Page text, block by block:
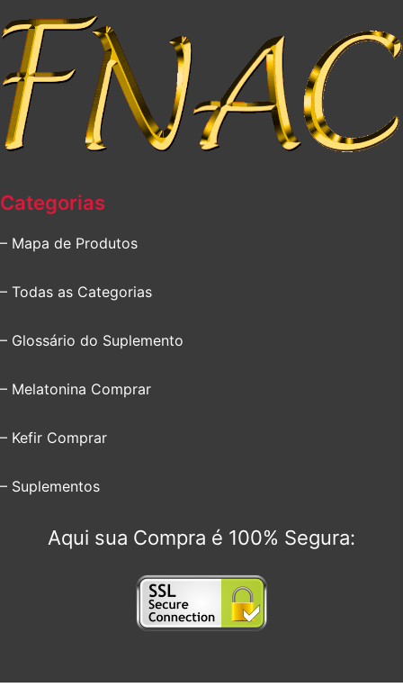
Categorias
– Mapa de Produtos
– Todas as Categorias
– Glossário do Suplemento
– Melatonina Comprar
– Kefir Comprar
– Suplementos
Aqui sua Compra é 100% Segura: